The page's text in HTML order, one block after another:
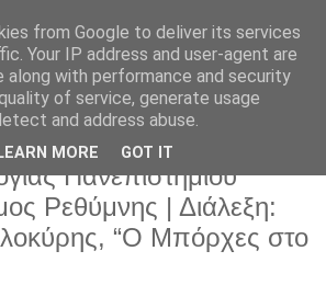
2025
Πανεπιστημίου
Ρεθύμνης | Διάλεξη:
“Ο Μπόρχες στο
from Google to deliver its services
Your IP address and user-agent are
along with performance and security
of service, generate usage
and address abuse.
LEARN MORE GOT IT